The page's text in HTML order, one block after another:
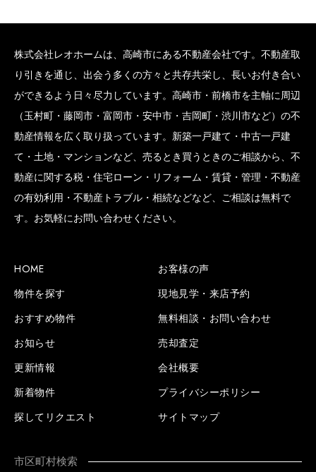
株式会社レオホームは、高崎市にある不動産会社です。不動産取
り引きを通じ、出会う多くの方々と共存共栄し、長いお付き合い
ができるよう日々尽力しています。高崎市・前橋市を主軸に周辺
（玉村町・藤岡市・富岡市・安中市・吉岡町・渋川市など）の不
動産情報を広く取り扱っています。新築一戸建て・中古一戸建
て・土地・マンションなど、売るとき買うときのご相談から、不
動産に関する税・住宅ローン・リフォーム・賃貸・管理・不動産
の有効利用・不動産トラブル・相続などなど、ご相談は無料で
す。お気軽にお問い合わせください。
HOME
物件を探す
おすすめ物件
お知らせ
更新情報
新着物件
探してリクエスト
お客様の声
現地見学・来店予約
無料相談・お問い合わせ
売却査定
会社概要
プライバシーポリシー
サイトマップ
市区町村検索